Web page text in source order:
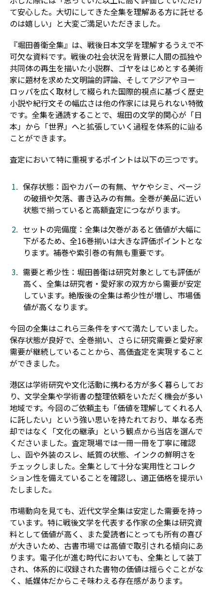
て安心した。大切にしてきた全集を理解ある方に託せる
のは嬉しい」と大変ご満足いただきました。
『堀田善衛全集』は、戦後日本文学を理解するうえで不
可欠な資料です。戦後の社会状況を背景に人間の孤独や
共同体の再生を描いた小説群、ゴヤをはじめとする美術
家に題材を求めた文明論的評論、そしてアジアやヨー
ロッパを広く取材して綴られた国際的視点に基づく歴史
小説や紀行文――その幅広さは他の作家には見られない特徴
です。全集を通読することで、堀田の文学的関心が「日
本」から「世界」へと拡張していく過程を体系的に辿る
ことができます。
査定において特に重視するポイントは以下の三つです。
保存状態：函やカバーの有無、ヤケやシミ、ページ
の破損や欠落、書き込みの有無。全巻が美品に近い
状態で揃っていると高額査定につながります。
セットの完備度：全集は欠巻があると価値が大幅に
下がるため、全16巻揃いは大きな評価ポイントとな
ります。補巻や索引巻の有無も重要です。
需要と希少性：堀田善衛は研究対象としても評価が
高く、全集は研究者・愛好家の双方から需要が安定
しています。絶版後の全集は希少性が増し、市場価
値が高くなります。
今回の全集はこれら三条件をすべて満たしていました。
保存状態が良好で、全巻揃い、さらに研究需要と愛好家
需要が継続していることから、高価査定を実現すること
ができました。
港区は学術研究や文化活動に携わる方が多く暮らしてお
り、文学全集や学術書の整理依頼をいただく機会が多い
地域です。今回のご依頼主も「価値を理解してくれる人
に託したい」という強い思いを持たれており、単なる売
却ではなく「文化の継承」という観点から当店を選んで
くださいました。査定現場では一冊一冊を丁寧に確認
し、函や外装のスレ、紙質の状態、インクの鮮明さを
チェックしました。全集として十分な実用性とコレク
ション性を備えていることを確認し、適正価格を提示い
たしました。
市場動向を見ても、近代文学全集は安定した需要を持っ
ています。特に戦後文学を代表する作家の全集は研究資
料として価値が高く、また愛読者にとっても所有の喜び
が大きいため、古書市場では高値で取引される傾向にあ
ります。電子化が進む時代においても、全集として装丁
され、体系的に収録された書物の価値は揺らぐことがな
く、紙媒体だからこそ味わえる存在感があります。